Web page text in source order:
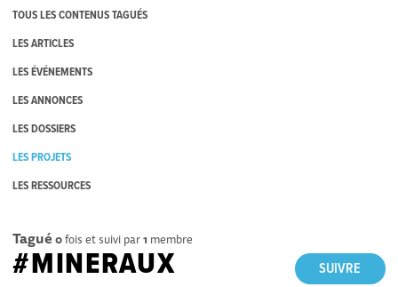
TOUS LES CONTENUS TAGUÉS
LES ARTICLES
LES ÉVÉNEMENTS
LES ANNONCES
LES DOSSIERS
LES PROJETS
LES RESSOURCES
Tagué 0fois et suivi par1 membre
SUIVRE
#MINERAUX